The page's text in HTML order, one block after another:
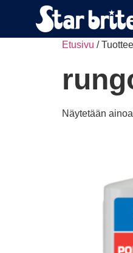
Etusivu /
Näytetään